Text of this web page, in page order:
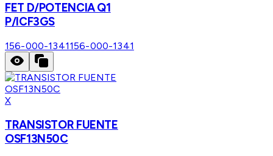
FET D/POTENCIA Q1
P/ICF3GS
156-000-1341156-000-1341
X
TRANSISTOR FUENTE
OSF13N50C